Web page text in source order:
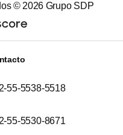
© 2026 Grupo SDP
55-5538-5518
55-5530-8671